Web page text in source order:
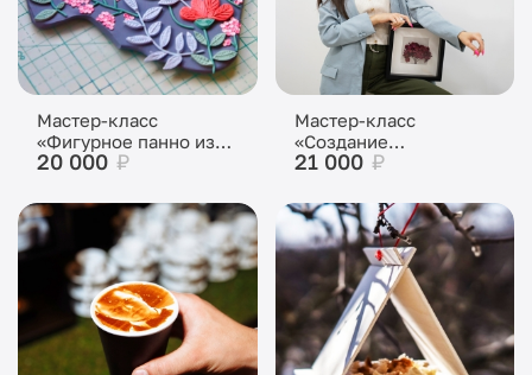
Мастер-класс
«Фигурное панно из
полимерной глины»
20 000 ₽
Мастер-класс
«Создание
декоративного панно»
21 000 ₽